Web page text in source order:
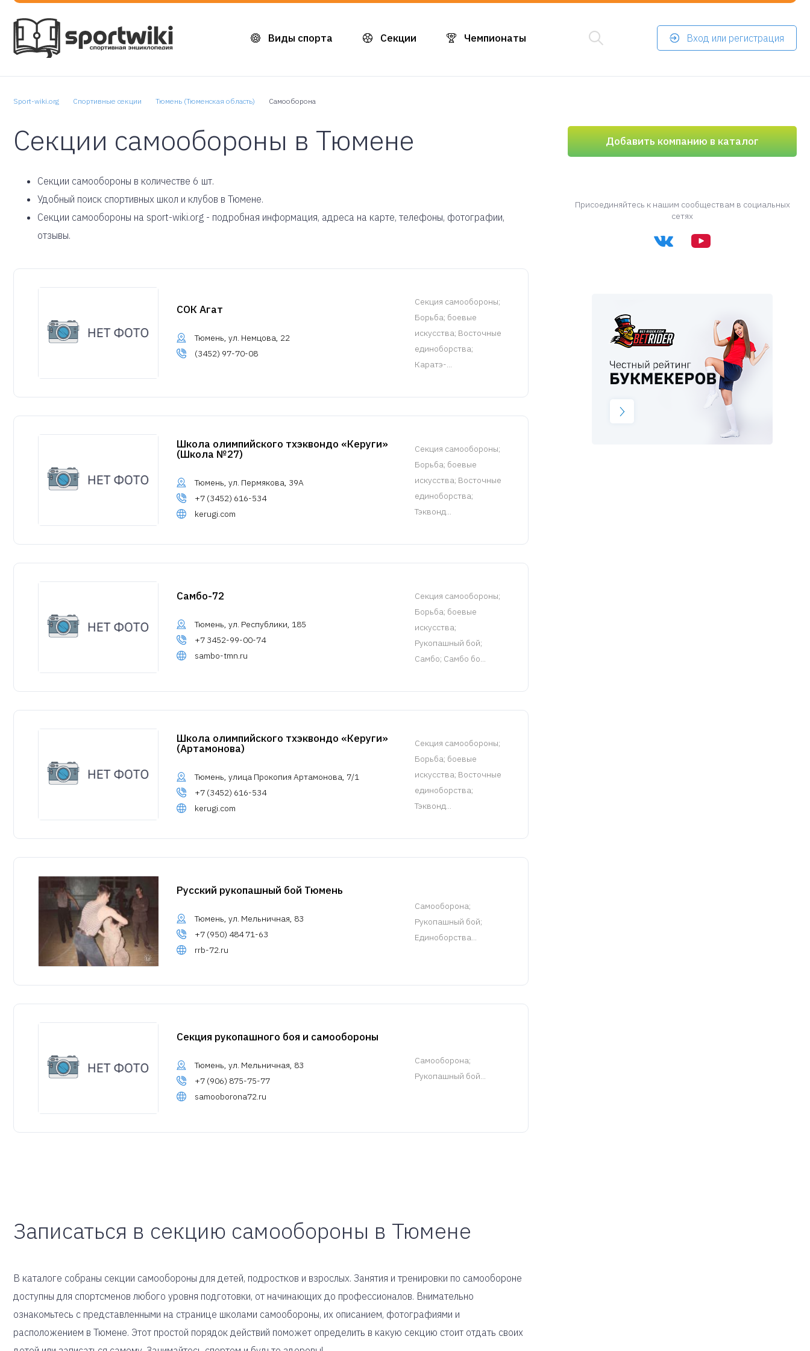
Виды спорта Секции Чемпионаты Вход или регистрация
Sport-wiki.org Спортивные секции Тюмень (Тюменская область) Самооборона
Секции самообороны в Тюмене
Cекции самообороны в количестве 6 шт.
Удобный поиск спортивных школ и клубов в Тюмене.
Секции самообороны на sport-wiki.org - подробная информация, адреса на карте, телефоны, фотографии,
отзывы.
СОК Агат
Тюмень, ул. Немцова, 22
(3452) 97-70-08
Cекция самообороны;
Борьба; боевые
искусства; Восточные
единоборства;
Каратэ-...
Школа олимпийского тхэквондо «Керуги»
(Школа №27)
Тюмень, ул. Пермякова, 39А
+7 (3452) 616-534
kerugi.com
Cекция самообороны;
Борьба; боевые
искусства; Восточные
единоборства;
Тэквонд...
Самбо-72
Тюмень, ул. Республики, 185
+7 3452-99-00-74
sambo-tmn.ru
Cекция самообороны;
Борьба; боевые
искусства;
Рукопашный бой;
Самбо; Самбо бо...
Школа олимпийского тхэквондо «Керуги»
(Артамонова)
Тюмень, улица Прокопия Артамонова, 7/1
+7 (3452) 616-534
kerugi.com
Cекция самообороны;
Борьба; боевые
искусства; Восточные
единоборства;
Тэквонд...
Русский рукопашный бой Тюмень
Тюмень, ул. Мельничная, 83
+7 (950) 484 71-63
rrb-72.ru
Самооборона;
Рукопашный бой;
Единоборства...
Секция рукопашного боя и самообороны
Тюмень, ул. Мельничная, 83
+7 (906) 875-75-77
samooborona72.ru
Самооборона;
Рукопашный бой...
Записаться в секцию самообороны в Тюмене
В каталоге собраны секции самообороны для детей, подростков и взрослых. Занятия и тренировки по самообороне
доступны для спортсменов любого уровня подготовки, от начинающих до профессионалов. Внимательно
ознакомьтесь с представленными на странице школами самообороны, их описанием, фотографиями и
расположением в Тюмене. Этот простой порядок действий поможет определить в какую секцию стоит отдать своих
Добавить компанию в каталог
Присоединяйтесь к нашим сообществам в социальных
сетях